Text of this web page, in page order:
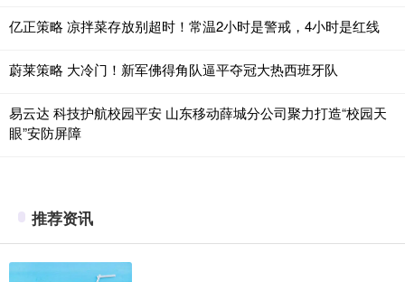
亿正策略 凉拌菜存放别超时！常温2小时是警戒，4小时是红线
蔚莱策略 大冷门！新军佛得角队逼平夺冠大热西班牙队
易云达 科技护航校园平安 山东移动薛城分公司聚力打造“校园天
眼”安防屏障
推荐资讯